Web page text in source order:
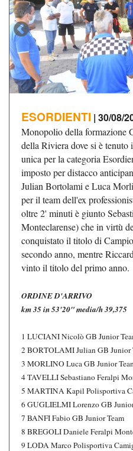
NEWSLETTER
ESORDIENTI | 30/08/
Monopolio della formazione
della Riviera dove si è
unica per la categoria
imposto per distacco
Julian Bortolami e Luca
per il team dell'ex
oltre 2' minuti è giunto
Monteclarense) che in virtù
conquistato il titolo di
secondo anno, mentre
vinto il titolo del primo anno.
ORDINE D'ARRIVO
km 35 in 53'20" media/h 39,375
1 LUCIANI Nicolò GB Junior
2 BORTOLAMI Julian GB Junior
3 MORLINO Luca GB Junior
4 TAVELLI Sebastiano Feralpi
5 MARTINA Kapil Polisportiva
6 GUGLIELMI Lorenzo GB
7 BANFI Fabio GB Junior Team
8 BREGOLI Daniele Feralpi
9 LODA Marco Polisportiva